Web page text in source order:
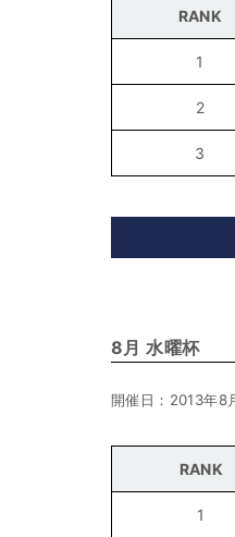
RANK
1
2
3
8月 水曜杯
開催日：2013年
RANK
1